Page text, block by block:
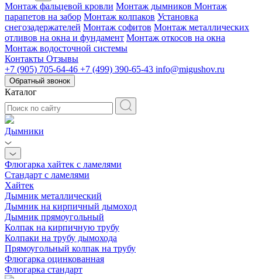
Монтаж фальцевой кровли Монтаж дымников Монтаж
парапетов на забор Монтаж колпаков Установка
снегозадержателей Монтаж софитов Монтаж металлических
отливов на окна и фундамент Монтаж откосов на окна
Монтаж водосточной системы
Контакты Отзывы
+7 (905) 705-64-46 +7 (499) 390-65-43 info@migushov.ru
Обратный звонок
Каталог
Дымники
Флюгарка хайтек с ламелями
Стандарт с ламелями
Хайтек
Дымник металлический
Дымник на кирпичный дымоход
Дымник прямоугольный
Колпак на кирпичную трубу
Колпаки на трубу дымохода
Прямоугольный колпак на трубу
Флюгарка оцинкованная
Флюгарка стандарт